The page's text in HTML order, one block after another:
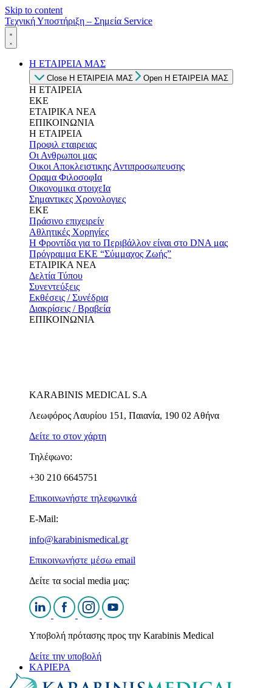
Skip to content
Τεχνική Υποστήριξη – Σημεία Service
Η ΕΤΑΙΡΕΙΑ ΜΑΣ
Close Η ΕΤΑΙΡΕΙΑ ΜΑΣ Open Η ΕΤΑΙΡΕΙΑ ΜΑΣ
Η ΕΤΑΙΡΕΙΑ
ΕΚΕ
ΕΤΑΙΡΙΚΑ ΝΕΑ
ΕΠΙΚΟΙΝΩΝΙΑ
Η ΕΤΑΙΡΕΙΑ
Προφιλ εταιρειας
Οι Ανθρωποι μας
Οικοι Αποκλειστικης Αντιπροσωπευσης
Οραμα ΦιλοσοφΙα
Οικονομικα στοιχεΙα
Σημαντικες Χρονολογιες
ΕΚΕ
Πράσινο επιχειρείν
Αθλητικές Χορηγίες
Η Φροντίδα για το Περιβάλλον είναι στο DNA μας
Πρόγραμμα ΕΚΕ “Σύμμαχος Ζωής”
ΕΤΑΙΡΙΚΑ ΝΕΑ
Δελτία Τύπου
Συνεντεύξεις
Εκθέσεις / Συνέδρια
Διακρίσεις / Βραβεία
ΕΠΙΚΟΙΝΩΝΙΑ
KARABINIS MEDICAL S.A
Λεωφόρος Λαυρίου 151, Παιανία, 190 02 Αθήνα
Δείτε το στον χάρτη
Τηλέφωνο:
+30 210 6645751
Επικοινωνήστε τηλεφωνικά
E-Mail:
info@karabinismedical.gr
Επικοινωνήστε μέσω email
Δείτε τα social media μας:
Υποβολή πρότασης προς την Karabinis Medical
Δείτε την υποβολή
ΚΑΡΙΕΡΑ